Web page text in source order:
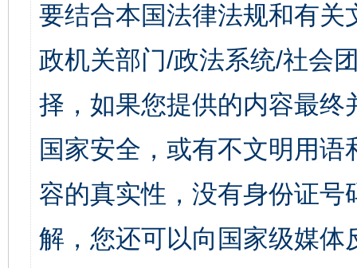
要结合本国法律法规和有关
政机关部门/政法系统/社会
择，如果您提供的内容最
国家安全，或有不文明用
容的真实性，没有身份证
解，您还可以向国家级媒